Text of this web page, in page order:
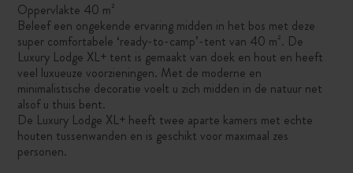
Oppervlakte 40 m²
Beleef een ongekende ervaring midden in het bos met deze
super comfortabele ‘ready-to-camp’-tent van 40 m². De
Luxury Lodge XL+ tent is gemaakt van doek en hout en heeft
veel luxueuze voorzieningen. Met de moderne en
minimalistische decoratie voelt u zich midden in de natuur net
alsof u thuis bent.
De Luxury Lodge XL+ heeft twee aparte kamers met echte
houten tussenwanden en is geschikt voor maximaal zes
personen.